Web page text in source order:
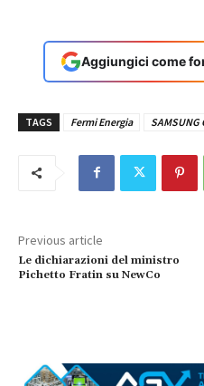
Aggiungici come
TAGS Fermi Energia SAMSUNG
Previous article
Le dichiarazioni del ministro
Pichetto Fratin su NewCo